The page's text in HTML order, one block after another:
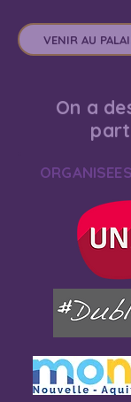
VENIR AU
On a
ORGANISEES